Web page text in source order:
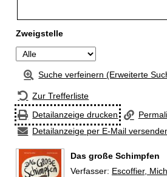
Zweigstelle
Suche verfeinern (Erweiterte
Zur Trefferliste
Detailanzeige drucken
Detailanzeige per E-Mail
Das große Schimpfen
Verfasser: Suche nach
Escoffier,